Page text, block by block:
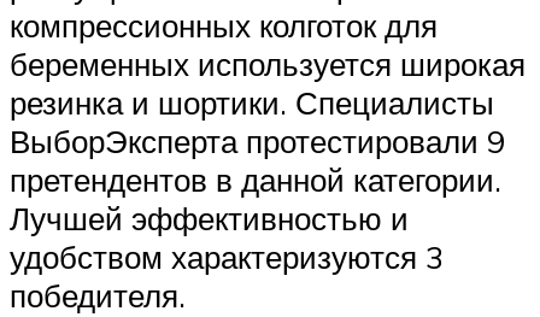
компрессионных колготок для
беременных используется широкая
резинка и шортики. Специалисты
ВыборЭксперта протестировали 9
претендентов в данной категории.
Лучшей эффективностью и
удобством характеризуются 3
победителя.